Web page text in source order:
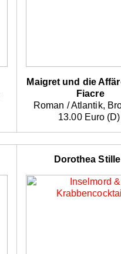
Maigret und die
Fiacre
Roman / Atlantik,
13.00 Euro
Dorothea